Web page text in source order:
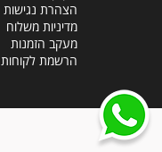
הצהרת נגישות
מדיניות משלוח
מעקב הזמנות
הרשמת לקוחות